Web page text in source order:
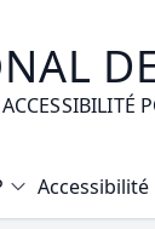
Accessibilité